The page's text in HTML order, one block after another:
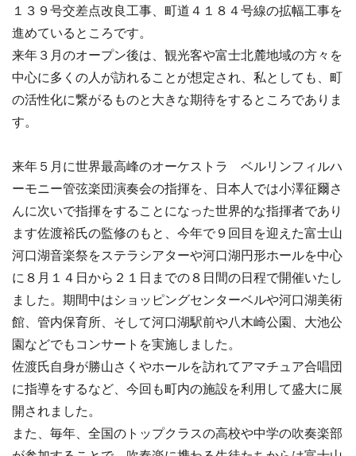
１３９号交差点改良工事、町道４１８４号線の拡幅工事を
進めているところです。
来年３月のオープン後は、観光客や富士北麓地域の方々を
中心に多くの人が訪れることが想定され、私としても、町
の活性化に繋がるものと大きな期待をするところでありま
す。
来年５月に世界最高峰のオーケストラ ベルリンフィルハ
ーモニー管弦楽団演奏会の指揮を、日本人では小澤征爾さ
んに次いで指揮をすることになった世界的な指揮者であり
ます佐渡裕氏の監修のもと、今年で９回目を迎えた富士山
河口湖音楽祭をステラシアターや河口湖円形ホールを中心
に８月１４日から２１日までの８日間の日程で開催いたし
ました。期間中はショッピングセンターベルや河口湖美術
館、管内保育所、そして河口湖駅前や八木崎公園、大池公
園などでもコンサートを実施しました。
佐渡氏自身が勝山さくやホールを訪れてアマチュア合唱団
に指導をするなど、今回も町内の施設を利用して盛大に展
開されました。
また、毎年、全国のトップクラスの高校や中学の吹奏楽部